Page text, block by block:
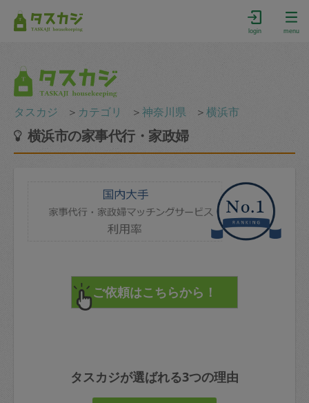
login menu
タスカジ ＞ カテゴリ ＞神奈川県 ＞横浜市
横浜市の家事代行・家政婦
タスカジが選ばれる3つの理由